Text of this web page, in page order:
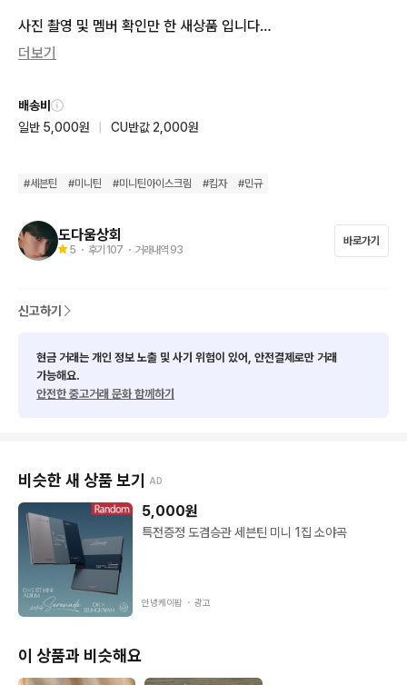
사진 촬영 및 멤버 확인만 한 새상품 입니다
문의 없으시면 바로 안전결제 해주시면 됩니다!
상점소개 주의사항 꼭 읽어주세요.
더보기
배송비
일반 5,000원
CU반값 2,000원
#세븐틴 #미니틴 #미니틴아이스크림 #킴자 #민규
도다움상회
5 ・ 후기 107 ・ 거래내역 93
바로가기
신고하기
현금 거래는 개인 정보 노출 및 사기 위험이 있어, 안전결제로만 거래
가능해요.
안전한 중고거래 문화 함께하기
비슷한 새 상품 보기 AD
5,000원
특전증정 도겸승관 세븐틴 미니 1집 소야곡
안녕케이팝 ・ 광고
이 상품과 비슷해요